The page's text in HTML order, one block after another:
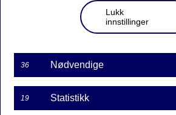
Lukk
innstillinger
36 Nødvendige
19 Statistikk